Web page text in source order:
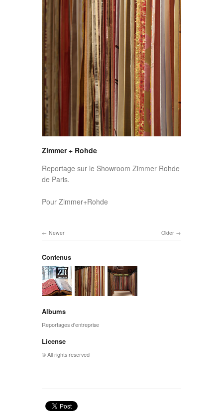
Zimmer + Rohde
Reportage sur le Showroom Zimmer Rohde
de Paris.
Pour Zimmer+Rohde
Older
Newer
Contenus
Albums
Reportages d'entreprise
License
© All rights reserved